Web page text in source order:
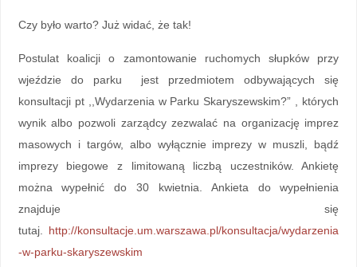
Czy było warto? Już widać, że tak!
Postulat koalicji o zamontowanie ruchomych słupków przy
wjeździe do parku jest przedmiotem odbywających się
konsultacji pt ,,Wydarzenia w Parku Skaryszewskim?” , których
wynik albo pozwoli zarządcy zezwalać na organizację imprez
masowych i targów, albo wyłącznie imprezy w muszli, bądź
imprezy biegowe z limitowaną liczbą uczestników. Ankietę
można wypełnić do 30 kwietnia. Ankieta do wypełnienia
znajduje się
tutaj. http://konsultacje.um.warszawa.pl/konsultacja/wydarzenia
-w-parku-skaryszewskim